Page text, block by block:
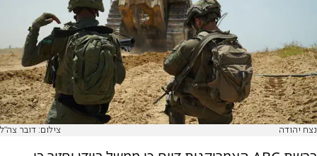
נצח יהודה צילום: דובר צה"ל